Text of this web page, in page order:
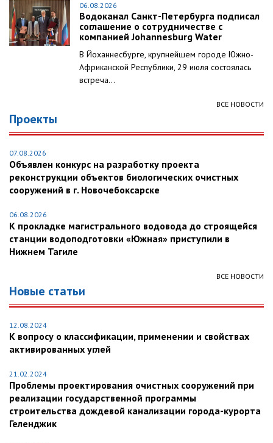
06.08.2026
Водоканал Санкт-Петербурга подписал
соглашение о сотрудничестве с
компанией Johannesburg Water
В Йоханнесбурге, крупнейшем городе Южно-
Африканской Республики, 29 июля состоялась
встреча...
ВСЕ НОВОСТИ
Проекты
07.08.2026
Объявлен конкурс на разработку проекта
реконструкции объектов биологических очистных
сооружений в г. Новочебоксарске
06.08.2026
К прокладке магистрального водовода до строящейся
станции водоподготовки «Южная» приступили в
Нижнем Тагиле
ВСЕ НОВОСТИ
Новые статьи
12.08.2024
К вопросу о классификации, применении и свойствах
активированных углей
21.02.2024
Проблемы проектирования очистных сооружений при
реализации государственной программы
строительства дождевой канализации города-курорта
Геленджик